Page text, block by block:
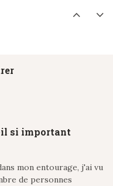
il si important
mon entourage, j'ai vu
de personnes